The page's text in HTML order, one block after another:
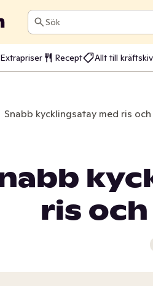
Sök
Extrapriser Recept Allt till
Snabb kycklingsatay med ris
ris